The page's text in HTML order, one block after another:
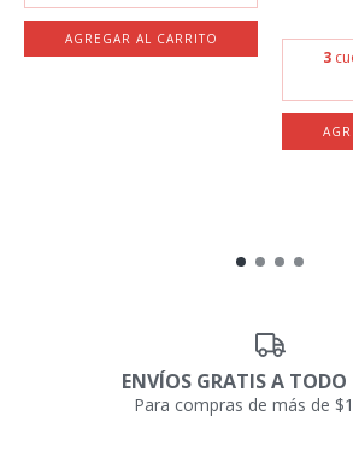
3
ENVÍOS GRATIS A TODO
Para compras de más de